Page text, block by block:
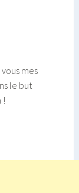
mes
le but
!